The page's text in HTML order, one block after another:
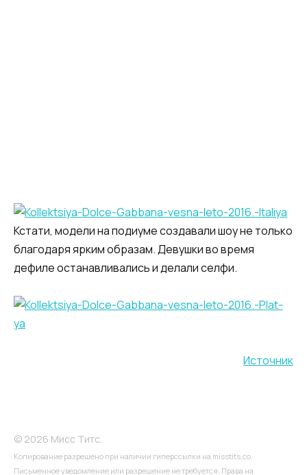
Кстати, модели на подиуме создавали шоу не только
благодаря ярким образам. Девушки во время
дефиле останавливались и делали селфи.
Источник
© 2026 Мисс Титс.
Копирование разрешено при наличии гиперссылки на misstits.co.
Письменное уведомление или разрешение не требуется. Права на